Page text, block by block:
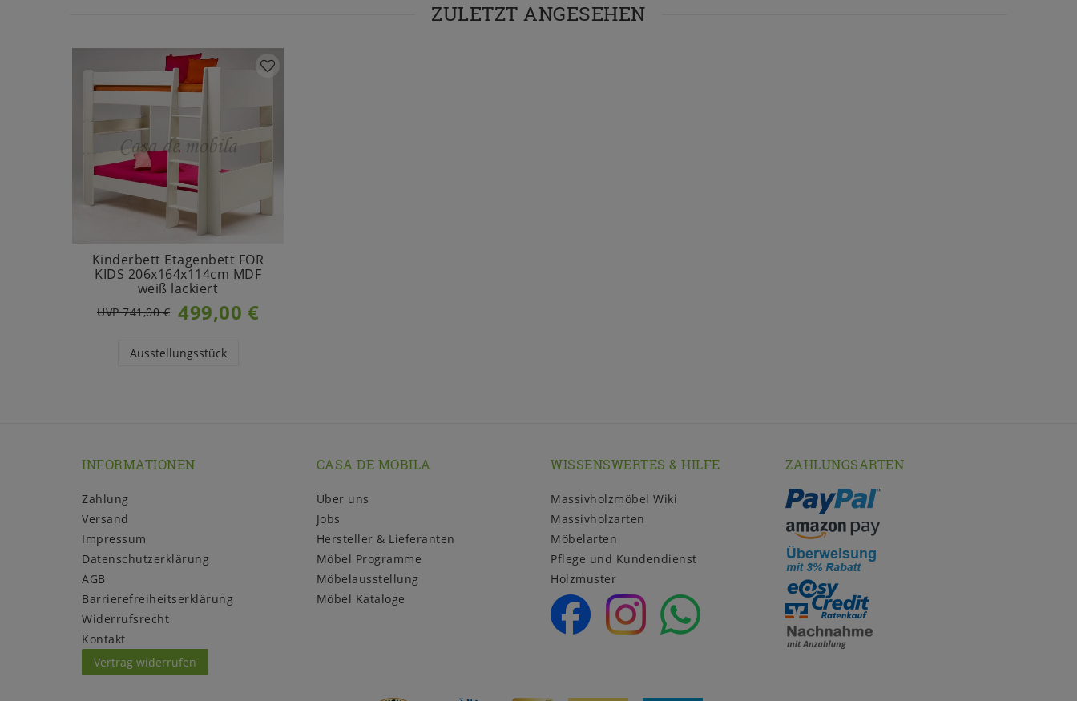
ZULETZT ANGESEHEN
Kinderbett Etagenbett FOR
KIDS 206x164x114cm MDF
weiß lackiert
UVP 741,00 € 499,00 €
Ausstellungsstück
INFORMATIONEN
Zahlung
Versand
Impressum
Daten­schutz­erklärung
AGB
Barrierefreiheitserklärung
Widerrufs­recht
Kontakt
Vertrag widerrufen
CASA DE MOBILA
Über uns
Jobs
Hersteller & Lieferanten
Möbel Programme
Möbelausstellung
Möbel Kataloge
WISSENSWERTES & HILFE
Massivholzmöbel Wiki
Massivholzarten
Möbelarten
Pflege und Kundendienst
Holzmuster
ZAHLUNGSARTEN